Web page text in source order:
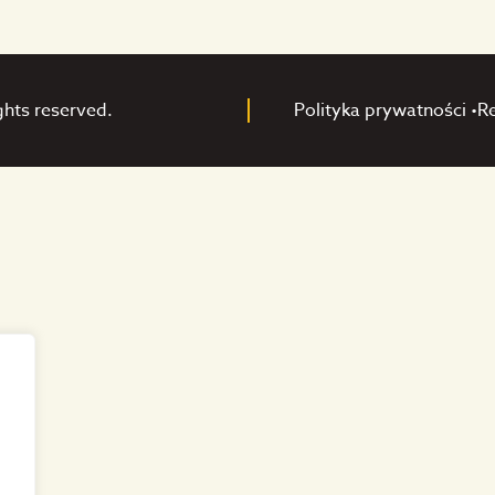
reserved. Polityka prywatności •